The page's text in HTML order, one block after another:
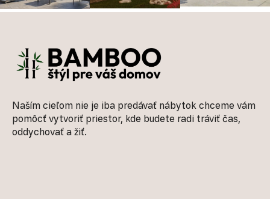
Naším cieľom nie je iba predávať nábytok chceme vám
pomôcť vytvoriť priestor, kde budete radi tráviť čas,
oddychovať a žiť.